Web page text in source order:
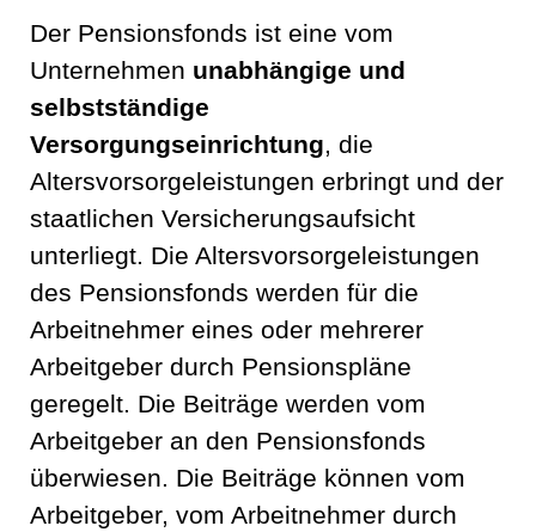
Der Pensionsfonds ist eine vom
Unternehmen unabhängige und
selbstständige
Versorgungseinrichtung, die
Altersvorsorgeleistungen erbringt und der
staatlichen Versicherungsaufsicht
unterliegt. Die Altersvorsorgeleistungen
des Pensionsfonds werden für die
Arbeitnehmer eines oder mehrerer
Arbeitgeber durch Pensionspläne
geregelt. Die Beiträge werden vom
Arbeitgeber an den Pensionsfonds
überwiesen. Die Beiträge können vom
Arbeitgeber, vom Arbeitnehmer durch